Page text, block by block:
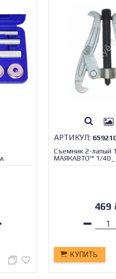
АРТИКУЛ:
Съемник 2-лапый
МАЯКАВТО™ 1/40_
469
КУПИТЬ